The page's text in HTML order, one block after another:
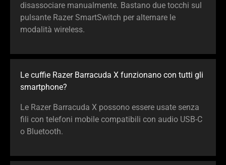
disassociare manualmente. Bastano due tocchi sul
pulsante Razer SmartSwitch per alternare le
modalità wireless.
Le cuffie Razer Barracuda X funzionano con tutti gli
smartphone?
Le Razer Barracuda X possono essere usate senza
fili con telefoni mobile compatibili con audio USB-C
o Bluetooth.